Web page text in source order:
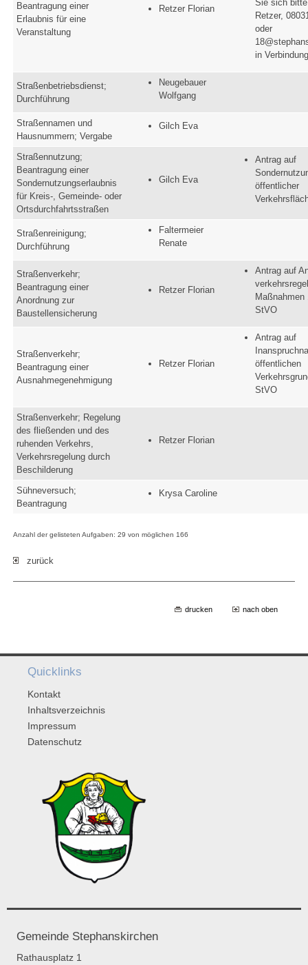
Beantragung einer
Erlaubnis für eine
Veranstaltung
Retzer Florian
Sie sich
Retzer,
oder
in
Straßenbetriebsdienst;
Durchführung
Neugebauer
Wolfgang
Straßennamen und
Hausnummern; Vergabe
Gilch Eva
Straßennutzung;
Beantragung einer
Sondernutzungserlaubnis
für Kreis-, Gemeinde- oder
Ortsdurchfahrtsstraßen
Gilch Eva
Antrag auf
öffentlicher
Straßenreinigung;
Durchführung
Faltermeier
Renate
Straßenverkehr;
Beantragung einer
Anordnung zur
Baustellensicherung
Retzer Florian
Antrag auf
Maßnahmen
StVO
Straßenverkehr;
Beantragung einer
Ausnahmegenehmigung
Retzer Florian
Antrag auf
öffentlichen
StVO
Straßenverkehr; Regelung
des fließenden und des
ruhenden Verkehrs,
Verkehrsregelung durch
Beschilderung
Retzer Florian
Sühneversuch;
Beantragung
Krysa Caroline
Anzahl der gelisteten Aufgaben: 29 von möglichen 166
zurück
drucken nach oben
Quicklinks
Kontakt
Inhaltsverzeichnis
Impressum
Datenschutz
Gemeinde Stephanskirchen
Rathausplatz 1